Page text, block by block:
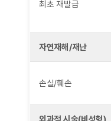
최초 재발급
자연재해/재난
손실/훼손